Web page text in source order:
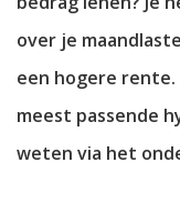
over je
een hogere rente.
meest passende
weten via het